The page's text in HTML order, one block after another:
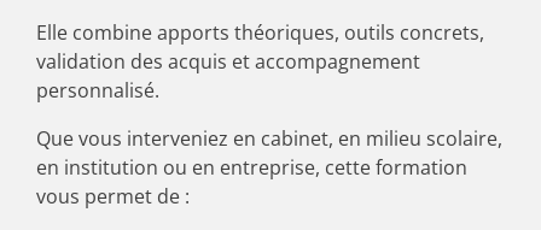
Elle combine apports théoriques, outils concrets,
validation des acquis et accompagnement
personnalisé.
Que vous interveniez en cabinet, en milieu scolaire,
en institution ou en entreprise, cette formation
vous permet de :